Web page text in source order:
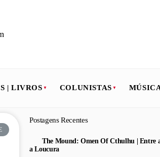
| LIVROS COLUNISTAS
Postagens Recentes
The Mound: Omen Of Cthulhu | Entre
a Loucura